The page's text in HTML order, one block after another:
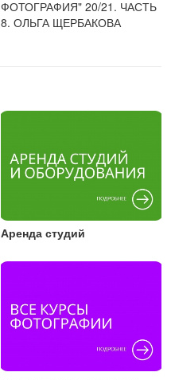
ФОТОГРАФИЯ" 20/21. ЧАСТЬ
8. ОЛЬГА ЩЕРБАКОВА
Аренда студий